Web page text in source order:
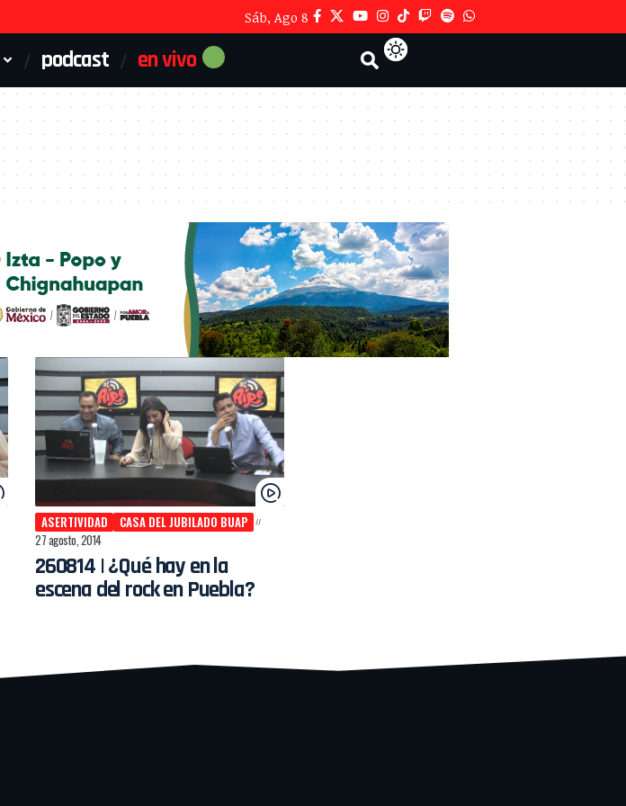
Sáb, Ago 8
podcast en vivo
ASERTIVIDAD
CASA DEL JUBILADO BUAP
27 agosto, 2014
260814 | ¿Qué hay en la
escena del rock en Puebla?